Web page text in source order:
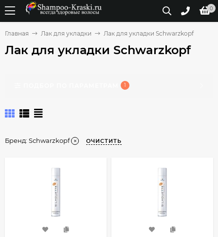
0
Главная Лак для укладки Лак для укладки Schwarzkopf
Лак для укладки Schwarzkopf
1
Бренд: Schwarzkopf ОЧИСТИТЬ